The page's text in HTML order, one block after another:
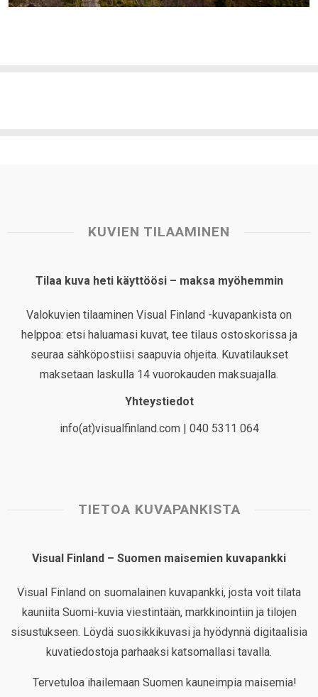
KUVIEN TILAAMINEN
Tilaa kuva heti käyttöösi – maksa myöhemmin
Valokuvien tilaaminen Visual Finland -kuvapankista on
helppoa: etsi haluamasi kuvat, tee tilaus ostoskorissa ja
seuraa sähköpostiisi saapuvia ohjeita. Kuvatilaukset
maksetaan laskulla 14 vuorokauden maksuajalla.
Yhteystiedot
info(at)visualfinland.com | 040 5311 064
TIETOA KUVAPANKISTA
Visual Finland – Suomen maisemien kuvapankki
Visual Finland on suomalainen kuvapankki, josta voit tilata
kauniita Suomi-kuvia viestintään, markkinointiin ja tilojen
sisustukseen. Löydä suosikkikuvasi ja hyödynnä digitaalisia
kuvatiedostoja parhaaksi katsomallasi tavalla.
Tervetuloa ihailemaan Suomen kauneimpia maisemia!